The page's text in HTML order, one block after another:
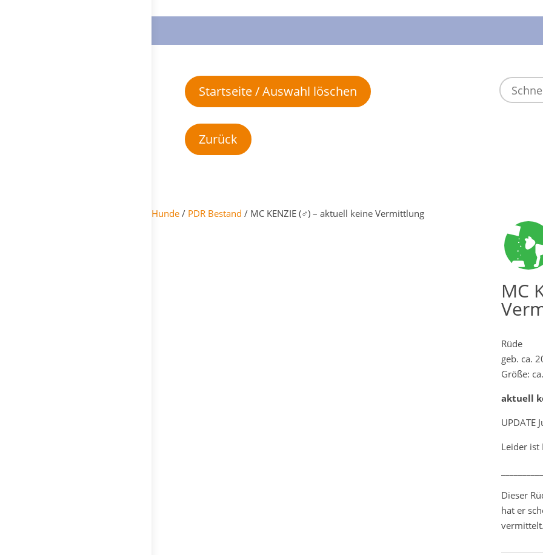
Startseite / Auswahl löschen
Hunde / PDR Bestand / MC KENZIE (♂) – aktuell keine Vermittlung
MC
Rüde
geb. ca.
Größe:
aktuell
UPDATE
Leider
Dieser
hat er